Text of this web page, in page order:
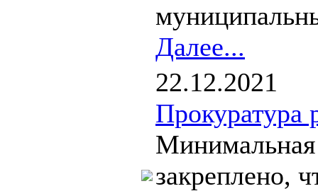
Далее...
22.12.2021
Прокуратура
Минимальная
закреплено,